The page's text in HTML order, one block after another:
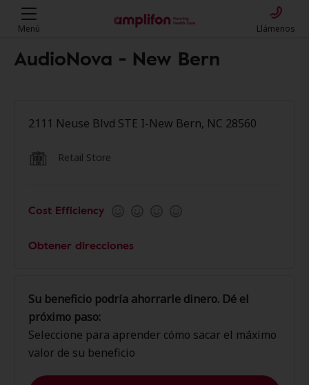
Menú Llámenos
AudioNova - New Bern
2111 Neuse Blvd STE I-New Bern, NC 28560
Retail Store
Cost Efficiency
Obtener direcciones
Su beneficio podría ahorrarle dinero. Dé el
próximo paso:
Seleccione para aprender cómo sacar el máximo
valor de su beneficio